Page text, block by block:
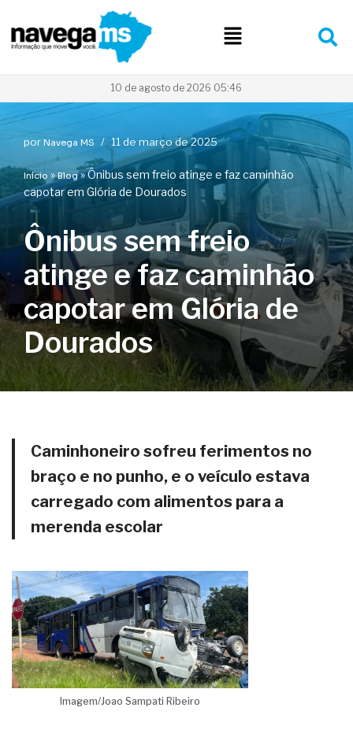
Pular
para
10 de agosto de 2026 05:46
por Navega MS 11 de março de 2025
Início »Blog»Ônibus sem freio atinge e faz caminhão
capotar em Glória de Dourados
Ônibus sem freio
atinge e faz caminhão
capotar em Glória de
Dourados
Caminhoneiro sofreu ferimentos no
braço e no punho, e o veículo estava
carregado com alimentos para a
merenda escolar
Imagem/Joao Sampati Ribeiro